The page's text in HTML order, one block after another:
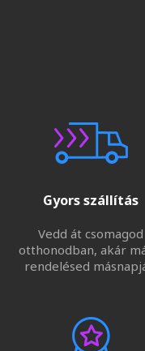
Gyors szállítás
Vedd át csomagod
otthonodban, akár
rendelésed